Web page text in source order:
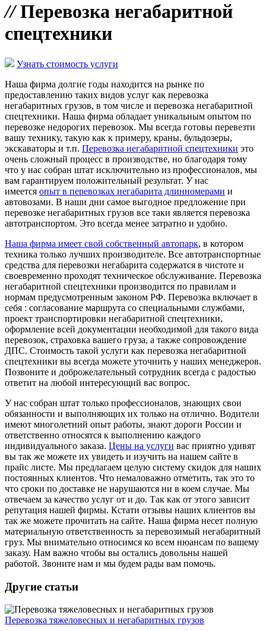
//Перевозка негабаритной
спецтехники
Узнать стоимость услуги
Наша фирма долгие годы находится на рынке по
предоставлению таких видов услуг как перевозка
негабаритных грузов, в том числе и перевозка негабаритной
спецтехники. Наша фирма обладает уникальным опытом по
перевозке недорогих перевозок. Мы всегда готовы перевезти
вашу технику, такую как к примеру, краны, бульдозеры,
экскаваторы и т.п. Перевозка негабаритной спецтехники это
очень сложный процесс в производстве, но благодаря тому
что у нас собран штат исключительно из профессионалов, мы
вам гарантируем положительный результат. У нас
имеется опыт в перевозках негабарита длинномерами и
автовозами. В наши дни самое выгодное предложение при
перевозке негабаритных грузов все таки является перевозка
автотранспортом. Это всегда менее затратно и удобно.
Наша фирма имеет свой собственный автопарк, в котором
техника только лучших производителе. Все автотранспортные
средства для перевозки негабарита содержатся в чистоте и
своевременно проходят техническое обслуживание. Перевозка
негабаритной спецтехники производится по правилам и
нормам предусмотренным законом РФ. Перевозка включает в
себя : согласование маршрута со специальными службами,
проект транспортировки негабаритной спецтехники,
оформление всей документации необходимой для такого вида
перевозок, страховка вашего груза, а также сопровождение
ДПС. Стоимость такой услуги как перевозка негабаритной
спецтехники вы всегда можете уточнить у наших менеджеров.
Позвоните и доброжелательный сотрудник всегда с радостью
ответит на любой интересующий вас вопрос.
У нас собран штат только профессионалов, знающих свои
обязанности и выполняющих их только на отлично. Водители
имеют многолетний опыт работы, знают дороги России и
ответственно относятся к выполнению каждого
индивидуального заказа. Цены на услуги вас приятно удивят
вы так же можете их увидеть и изучить на нашем сайте в
прайс листе. Мы предлагаем целую систему скидок для наших
постоянных клиентов. Что немаловажно отметить, так это то
что сроки по доставке не нарушаются ни в коем случае. Мы
отвечаем за качество услуг от и до. Так как от этого зависит
репутация нашей фирмы. Кстати отзывы наших клиентов вы
так же можете прочитать на сайте. Наша фирма несет полную
материальную ответственность за перевозимый негабаритный
груз. Мы внимательно относимся ко всем нюансам по вашему
заказу. Нам важно чтобы вы остались довольны нашей
работой. Звоните нам и мы будем рады вам помочь.
Другие статьи
Перевозка тяжеловесных и негабаритных грузов